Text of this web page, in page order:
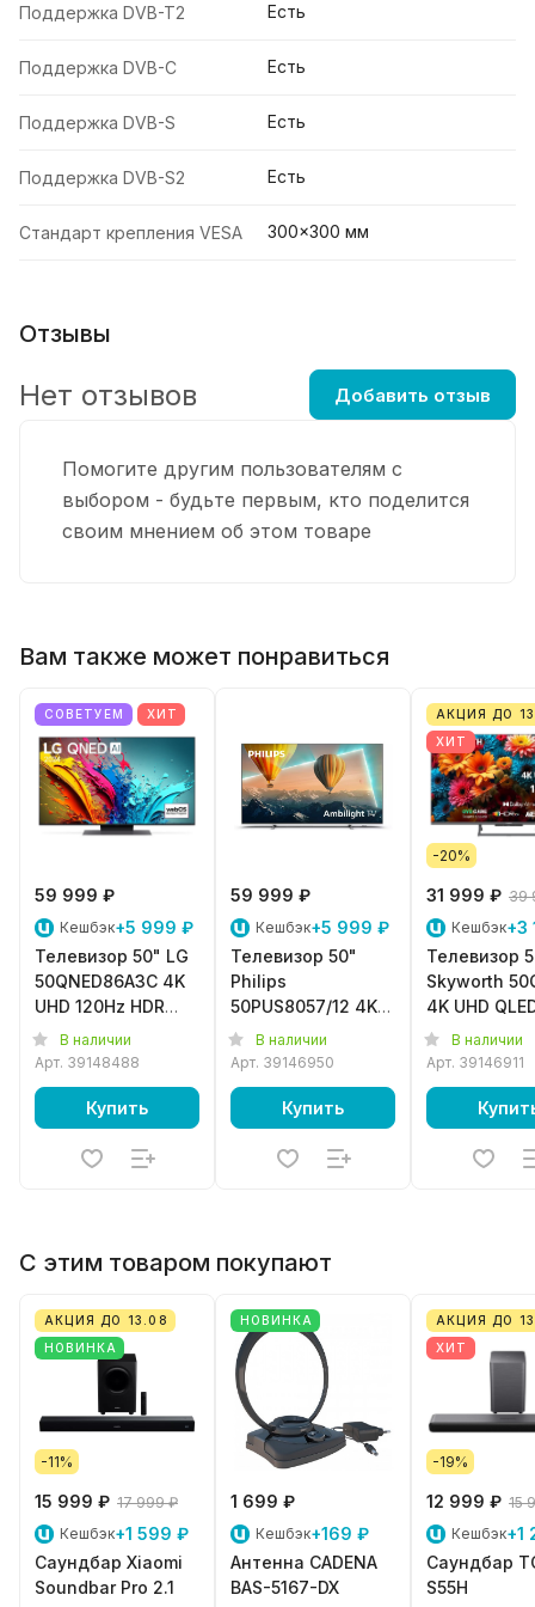
Поддержка DVB-T2 Есть
Поддержка DVB-C Есть
Поддержка DVB-S Есть
Поддержка DVB-S2 Есть
Стандарт крепления VESA 300×300 мм
Отзывы
Помогите другим пользователям с
выбором - будьте первым, кто поделится
своим мнением об этом товаре
Нет отзывов Добавить отзыв
Вам также может понравиться
СОВЕТУЕМ ХИТ
59 999 ₽
Кешбэк+5 999 ₽
Телевизор 50" LG
50QNED86A3C 4K
UHD 120Hz HDR
WebOS
В наличии
Арт. 39148488
Купить
59 999 ₽
Кешбэк+5 999 ₽
Телевизор 50"
Philips
50PUS8057/12 4K
UHD 60Hz
Ambilight
AndroidTV
В наличии
Арт. 39146950
Купить
АКЦИЯ ДО
ХИТ
-20%
31 999 ₽ 39
Кешбэк+3
Телевизор
Skyworth
4K UHD
120Ghz HSR
GoogleTV
В наличии
Арт. 39146911
С этим товаром покупают
АКЦИЯ ДО 13.08
НОВИНКА
-11%
15 999 ₽ 17 999 ₽
Кешбэк+1 599 ₽
Саундбар Xiaomi
Soundbar Pro 2.1
НОВИНКА
1 699 ₽
Кешбэк+169 ₽
Антенна CADENA
BAS-5167-DX
АКЦИЯ ДО
ХИТ
-19%
12 999 ₽ 15
Кешбэк+1
Саундбар
S55H